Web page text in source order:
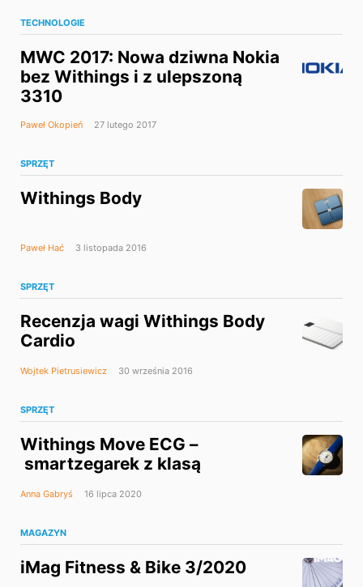
TECHNOLOGIE
MWC 2017: Nowa dziwna Nokia
bez Withings i z ulepszoną
3310
Paweł Okopień 27 lutego 2017
SPRZĘT
Withings Body
Paweł Hać 3 listopada 2016
SPRZĘT
Recenzja wagi Withings Body
Cardio
Wojtek Pietrusiewicz 30 września 2016
SPRZĘT
Withings Move ECG –
smartzegarek z klasą
Anna Gabryś 16 lipca 2020
MAGAZYN
iMag Fitness & Bike 3/2020